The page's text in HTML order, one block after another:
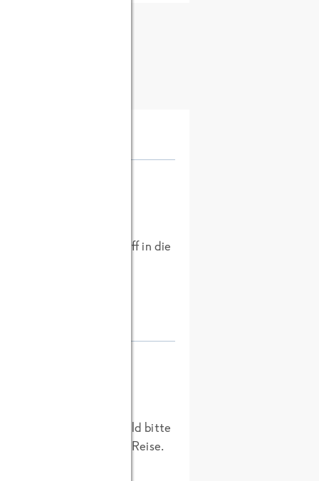
der Koch Farbstoff in die
klären.Etwas Geduld bitte
Ende unserer kleinen Reise.